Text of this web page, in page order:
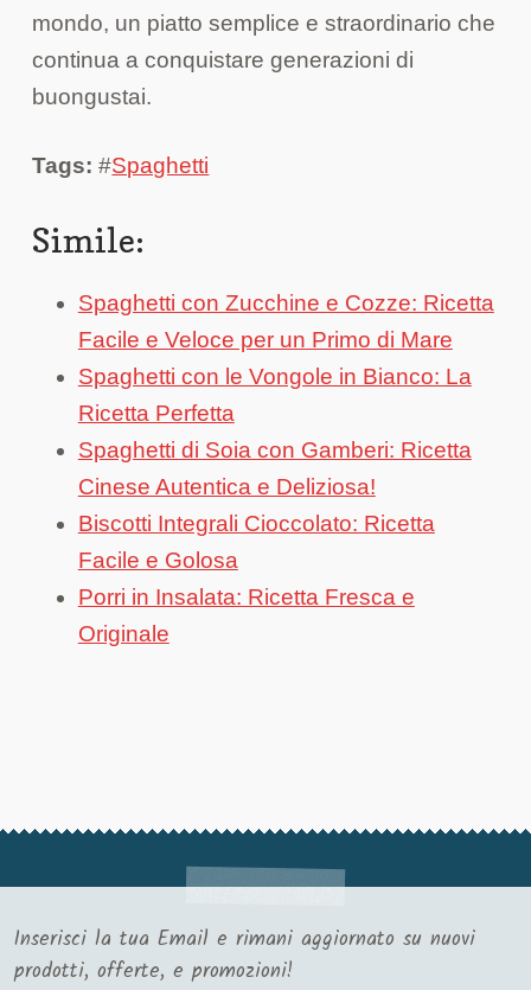
mondo, un piatto semplice e straordinario che
continua a conquistare generazioni di
buongustai.
Tags: #Spaghetti
Simile:
Spaghetti con Zucchine e Cozze: Ricetta
Facile e Veloce per un Primo di Mare
Spaghetti con le Vongole in Bianco: La
Ricetta Perfetta
Spaghetti di Soia con Gamberi: Ricetta
Cinese Autentica e Deliziosa!
Biscotti Integrali Cioccolato: Ricetta
Facile e Golosa
Porri in Insalata: Ricetta Fresca e
Originale
Inserisci la tua Email e rimani aggiornato su nuovi
prodotti, offerte, e promozioni!